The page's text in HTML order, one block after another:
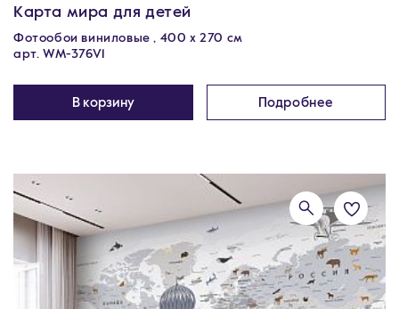
Карта мира для детей
Фотообои виниловые , 400 х 270 см
арт. WM-376V1
В корзину Подробнее